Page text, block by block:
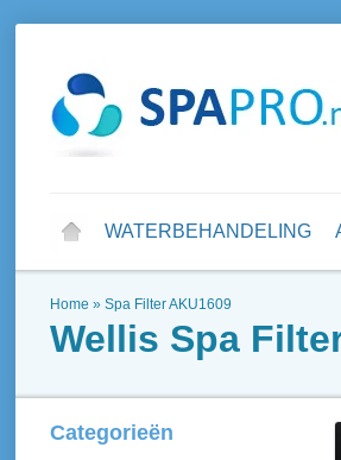
WATERBEHANDELING
Home » Spa Filter AKU1609
Wellis Spa
Categorieën